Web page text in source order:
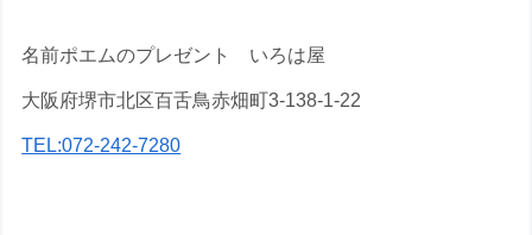
名前ポエムのプレゼント いろは屋
大阪府堺市北区百舌鳥赤畑町3-138-1-22
TEL:072-242-7280